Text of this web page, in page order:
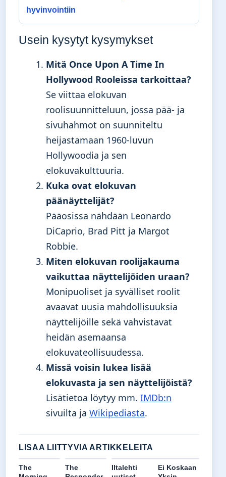
hyvinvointiin
Usein kysytyt kysymykset
Mitä Once Upon A Time In
Hollywood Rooleissa tarkoittaa?
Se viittaa elokuvan
roolisuunnitteluun, jossa pää- ja
sivuhahmot on suunniteltu
heijastamaan 1960-luvun
Hollywoodia ja sen
elokuvakulttuuria.
Kuka ovat elokuvan
päänäyttelijät?
Pääosissa nähdään Leonardo
DiCaprio, Brad Pitt ja Margot
Robbie.
Miten elokuvan roolijakauma
vaikuttaa näyttelijöiden uraan?
Monipuoliset ja syvälliset roolit
avaavat uusia mahdollisuuksia
näyttelijöille sekä vahvistavat
heidän asemaansa
elokuvateollisuudessa.
Missä voisin lukea lisää
elokuvasta ja sen näyttelijöistä?
Lisätietoa löytyy mm. IMDb:n
sivuilta ja Wikipediasta.
LISAA LIITTYVIA ARTIKKELEITA
The
The
Iltalehti
Ei Koskaan